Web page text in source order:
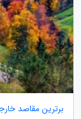
برترین مقاصد